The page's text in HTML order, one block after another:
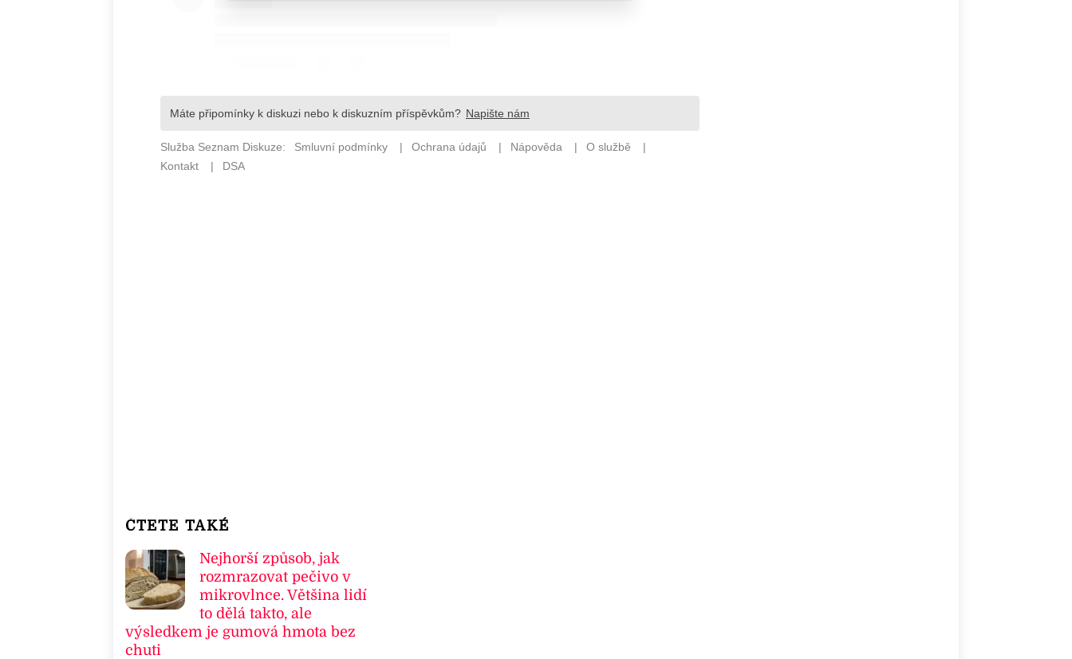
ČTETE TAKÉ
Nejhorší způsob, jak
rozmrazovat pečivo v
mikrovlnce. Většina lidí
to dělá takto, ale
výsledkem je gumová hmota bez
chuti